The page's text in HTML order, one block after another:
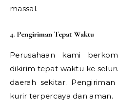
massal.
4. Pengiriman Tepat Waktu
Perusahaan kami
dikirim tepat waktu ke
daerah sekitar.
kurir terpercaya dan aman.